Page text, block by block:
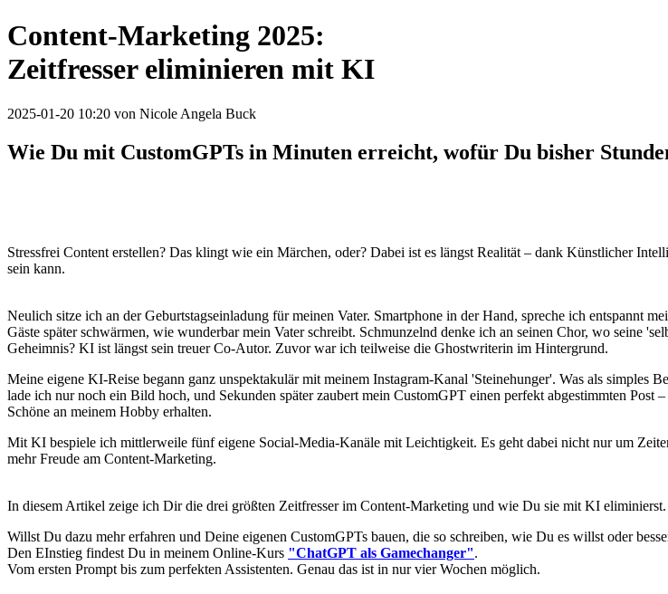
Content-Marketing 2025:
Zeitfresser eliminieren mit KI
2025-01-20 10:20 von Nicole Angela Buck
Wie Du mit CustomGPTs in Minuten erreicht, wofür Du bisher
Stressfrei Content erstellen? Das klingt wie ein Märchen, oder? Dabei ist es längst Realität – dank Künstlicher
sein kann.
Neulich sitze ich an der Geburtstagseinladung für meinen Vater. Smartphone in der Hand, spreche ich entspannt
Gäste später schwärmen, wie wunderbar mein Vater schreibt. Schmunzelnd denke ich an seinen Chor, wo seine
Geheimnis? KI ist längst sein treuer Co-Autor. Zuvor war ich teilweise die Ghostwriterin im Hintergrund.
Meine eigene KI-Reise begann ganz unspektakulär mit meinem Instagram-Kanal 'Steinehunger'. Was als
lade ich nur noch ein Bild hoch, und Sekunden später zaubert mein CustomGPT einen perfekt abgestimmten
Schöne an meinem Hobby erhalten.
Mit KI bespiele ich mittlerweile fünf eigene Social-Media-Kanäle mit Leichtigkeit. Es geht dabei nicht nur um
mehr Freude am Content-Marketing.
In diesem Artikel zeige ich Dir die drei größten Zeitfresser im Content-Marketing und wie Du sie mit KI eliminierst.
Willst Du dazu mehr erfahren und Deine eigenen CustomGPTs bauen, die so schreiben, wie Du es willst oder
Den EInstieg findest Du in meinem Online-Kurs "ChatGPT als Gamechanger".
Vom ersten Prompt bis zum perfekten Assistenten. Genau das ist in nur vier Wochen möglich.